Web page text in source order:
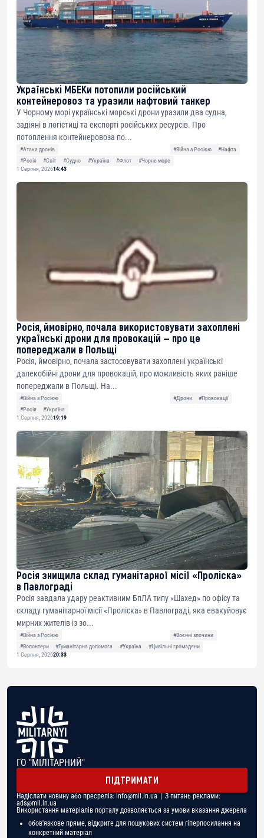
Українські МБЕКи потопили російський
контейнеровоз та уразили нафтовий танкер
У Чорному морі українські морські дрони уразили два судна,
задіяні в логістиці та експорті російських ресурсів. Про
потоплення контейнеровоза по...
#Атака дронів #Війна з Росією
#Нафта
#Росія
#Світ #Судно #Україна #Флот
#Чорне море
1 Серпня, 202614:43
Росія, ймовірно, почала використовувати захоплені
українські дрони для провокацій — про це
попереджали в Польщі
Росія, ймовірно, почала застосовувати захоплені українські
далекобійні дрони для провокацій, про можливість яких раніше
попереджали в Польщі. На...
#Війна з Росією #Дрони
#Провокації
#Росія
#Україна
1 Серпня, 202619:19
Росія знищила склад гуманітарної місії «Проліска»
в Павлограді
Росія завдала удару реактивним БпЛА типу «Шахед» по офісу та
складу гуманітарної місії «Проліска» в Павлограді, яка евакуйовує
мирних жителів із зо...
#Війна з Росією
#Воєнні злочини
#Волонтери
#Гуманітарна допомога #Україна
#Цивільні громадяни
1 Серпня, 202620:33
ГО "МІЛІТАРНИЙ"
ПІДТРИМАТИ
Надіслати новину або пресреліз: info@mil.in.ua | З питань реклами:
ads@mil.in.ua
Використання матеріалів порталу дозволяється за умови вказання джерела
обов'язкове пряме, відкрите для пошукових систем гіперпосилання на
конкретний матеріал